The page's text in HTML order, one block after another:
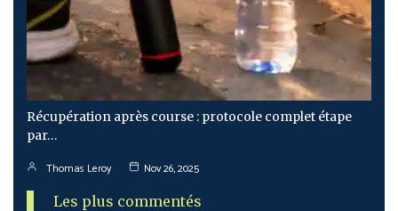
Récupération après course : protocole complet étape
par…
Thomas Leroy Nov 26, 2025
Les plus commentés